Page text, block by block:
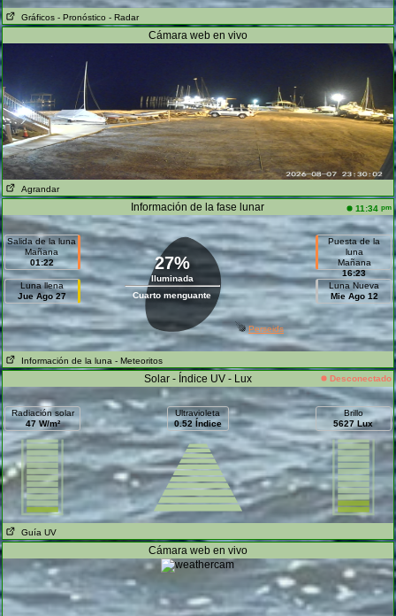
Gráficos - Pronóstico - Radar
Cámara web en vivo
Agrandar
Información de la fase lunar 11:34 pm
Salida de la luna
Mañana
01:22
Luna llena
Jue Ago 27
27%
Iluminada
Cuarto menguante
Puesta de la
luna
Mañana
16:23
Luna Nueva
Mie Ago 12
Perseids
Información de la luna - Meteoritos
Solar - Índice UV - Lux Desconectado
Radiación solar
47 W/m²
Ultravioleta
0.52 Índice
Brillo
5627 Lux
Guía UV
Cámara web en vivo